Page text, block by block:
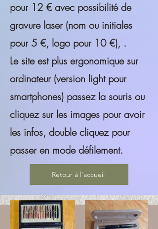
pour 12 € avec possibilité de
gravure laser (nom ou initiales
pour 5 €, logo pour 10 €), .
Le site est plus ergonomique sur
ordinateur (version light pour
smartphones) passez la souris ou
cliquez sur les images pour avoir
les infos, double cliquez pour
passer en mode défilement.
Retour à l'accueil